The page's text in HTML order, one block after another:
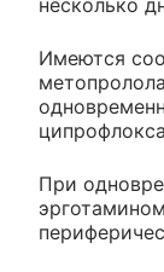
несколько
Имеются
При